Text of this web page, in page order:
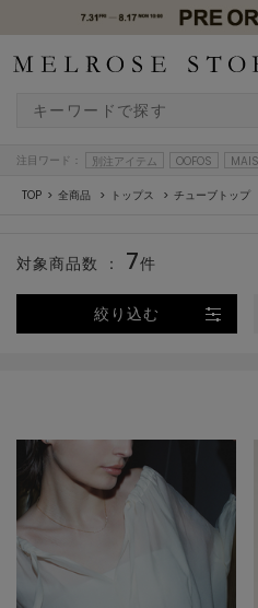
注目ワード： 別注アイテム OOFOS
TOP 全商品 トップス チューブトップ
絞り込む
対象商品数 ： 7件